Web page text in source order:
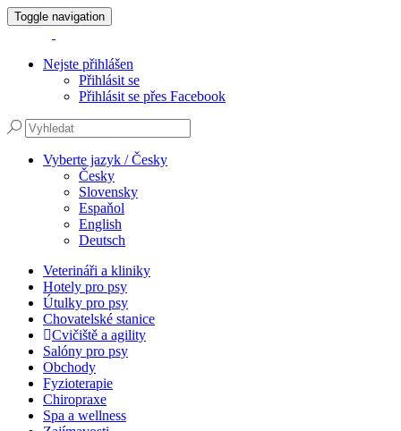
Toggle navigation
Nejste přihlášen
Přihlásit se
Přihlásit se přes Facebook
Vyberte jazyk / Česky
Česky
Slovensky
Espaňol
English
Deutsch
Veterináři a kliniky
Hotely pro psy
Útulky pro psy
Chovatelské stanice
Cvičiště a agility
Salóny pro psy
Obchody
Fyzioterapie
Chiropraxe
Spa a wellness